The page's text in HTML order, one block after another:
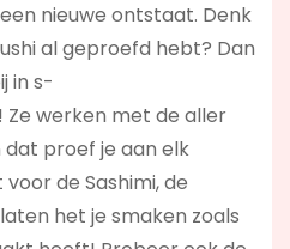
nieuwe ontstaat. Denk
al geproefd hebt? Dan
in s-
werken met de aller
proef je aan elk
de Sashimi, de
het je smaken zoals